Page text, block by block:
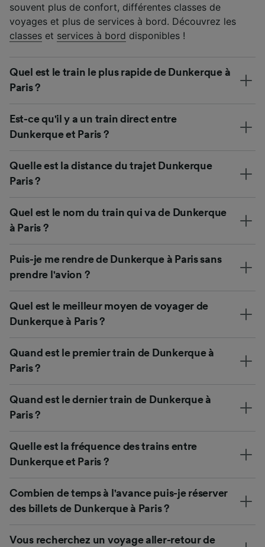
souvent plus de confort, différentes classes de
voyages et plus de services à bord. Découvrez les
classes et services à bord disponibles !
Quel est le train le plus rapide de Dunkerque à
Paris ?
Est-ce qu'il y a un train direct entre
Dunkerque et Paris ?
Quelle est la distance du trajet Dunkerque
Paris ?
Quel est le nom du train qui va de Dunkerque
à Paris ?
Puis-je me rendre de Dunkerque à Paris sans
prendre l'avion ?
Quel est le meilleur moyen de voyager de
Dunkerque à Paris ?
Quand est le premier train de Dunkerque à
Paris ?
Quand est le dernier train de Dunkerque à
Paris ?
Quelle est la fréquence des trains entre
Dunkerque et Paris ?
Combien de temps à l'avance puis-je réserver
des billets de Dunkerque à Paris ?
Vous recherchez un voyage aller-retour de